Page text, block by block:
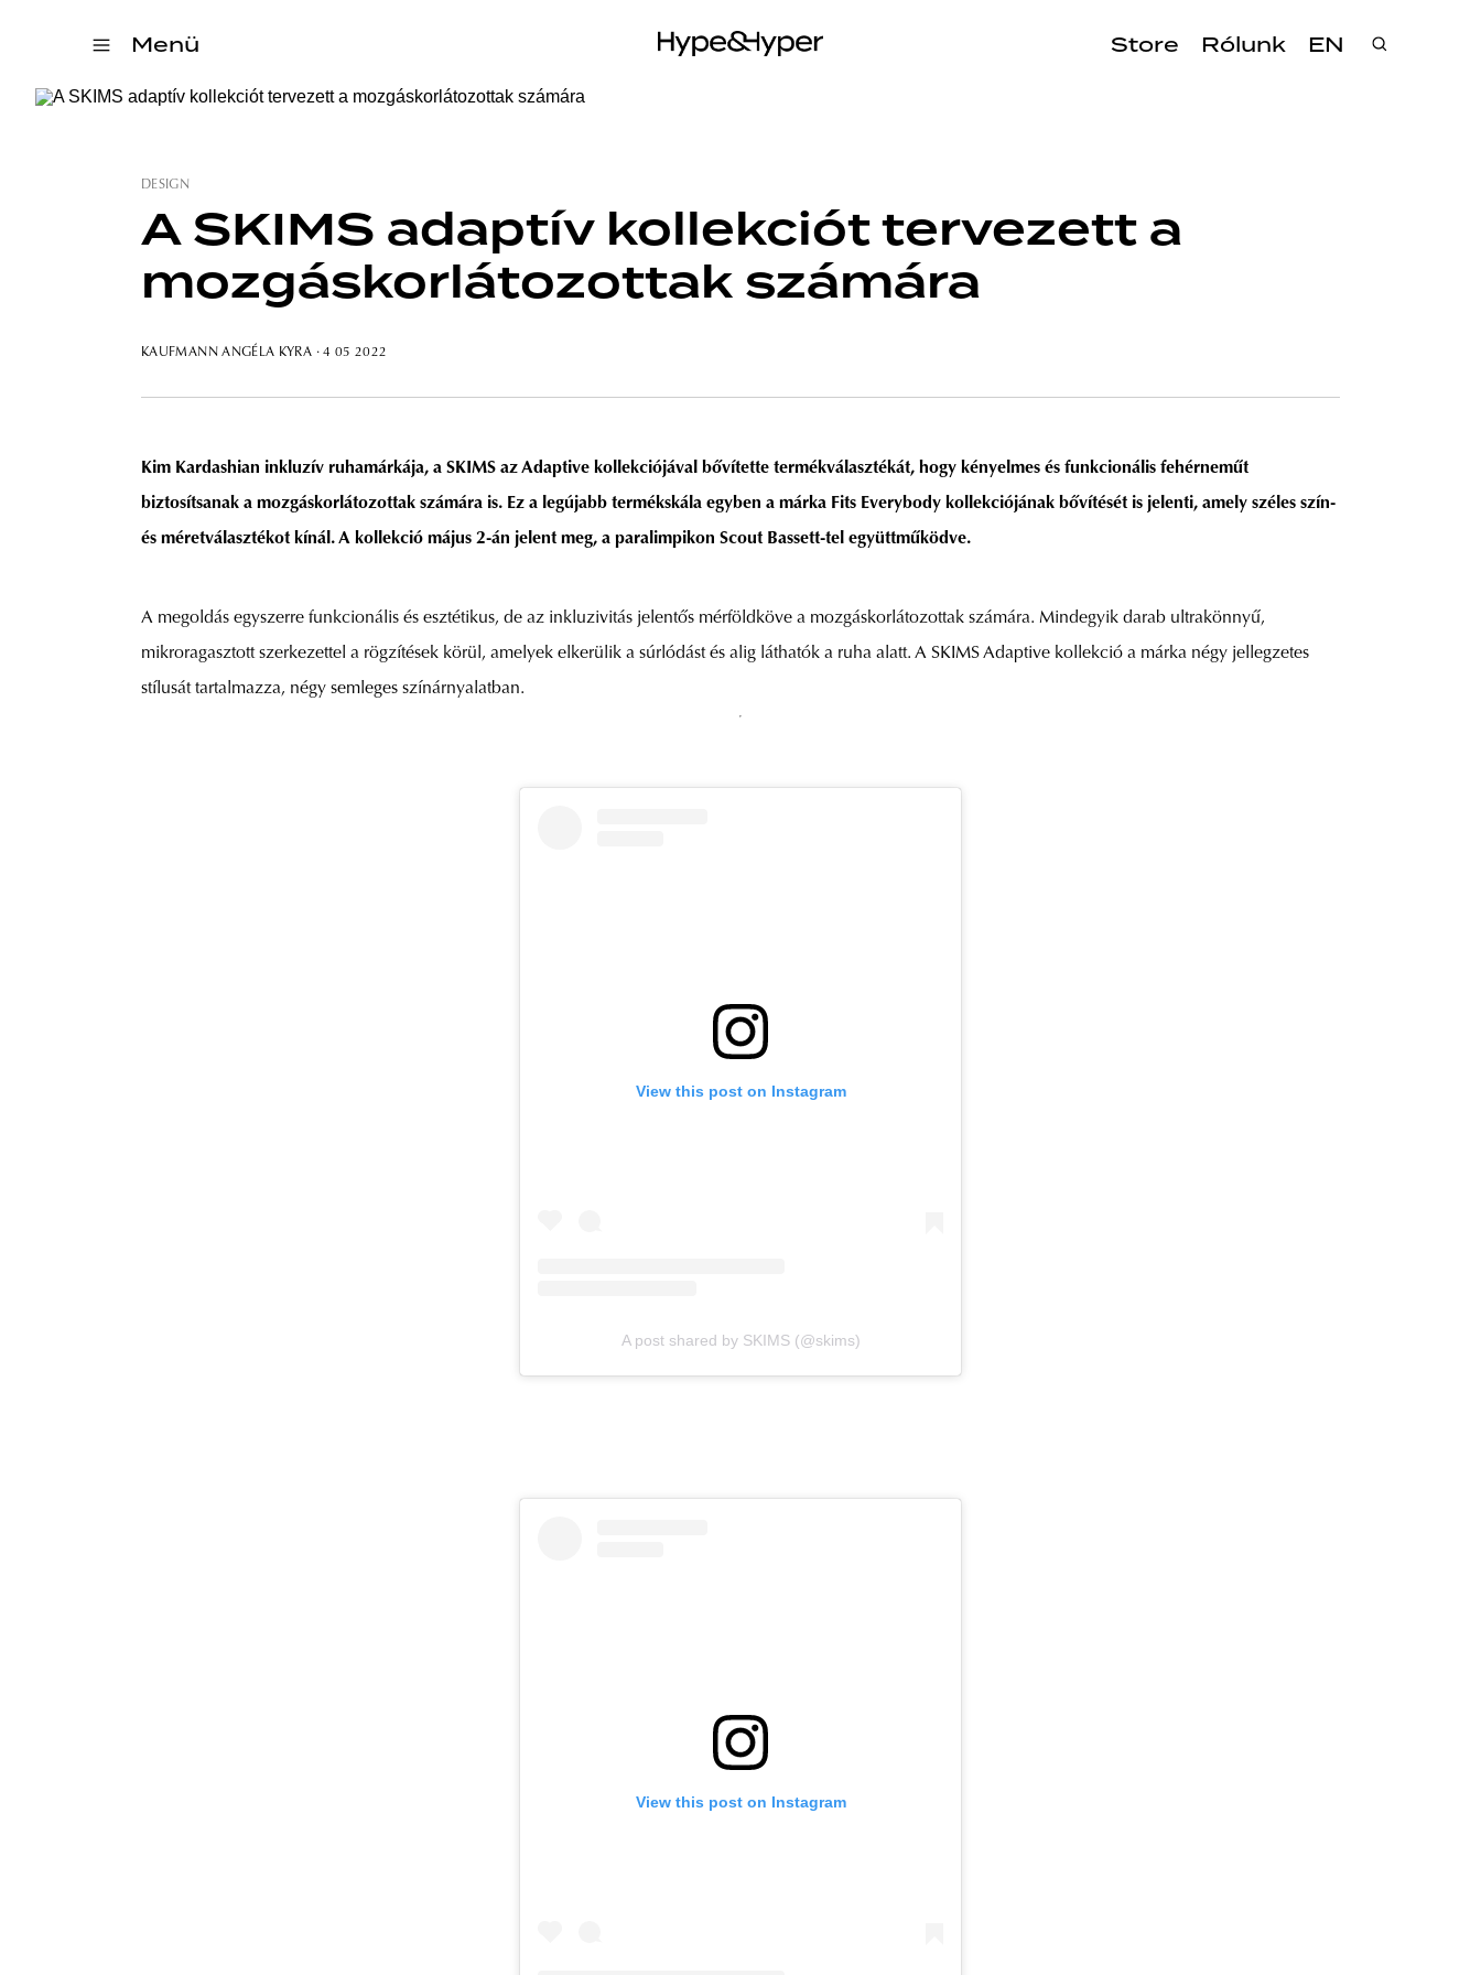
Menü Store Rólunk EN
DESIGN
A SKIMS adaptív kollekciót tervezett a
mozgáskorlátozottak számára
KAUFMANN ANGÉLA KYRA · 4 05 2022
Kim Kardashian inkluzív ruhamárkája, a SKIMS az Adaptive kollekciójával bővítette termékválasztékát, hogy kényelmes és funkcionális fehérneműt
biztosítsanak a mozgáskorlátozottak számára is. Ez a legújabb termékskála egyben a márka Fits Everybody kollekciójának bővítését is jelenti, amely széles szín-
és méretválasztékot kínál. A kollekció május 2-án jelent meg, a paralimpikon Scout Bassett-tel együttműködve.
A megoldás egyszerre funkcionális és esztétikus, de az inkluzivitás jelentős mérföldköve a mozgáskorlátozottak számára. Mindegyik darab ultrakönnyű,
mikroragasztott szerkezettel a rögzítések körül, amelyek elkerülik a súrlódást és alig láthatók a ruha alatt. A SKIMS Adaptive kollekció a márka négy jellegzetes
stílusát tartalmazza, négy semleges színárnyalatban.
View this post on Instagram
A post shared by SKIMS (@skims)
View this post on Instagram